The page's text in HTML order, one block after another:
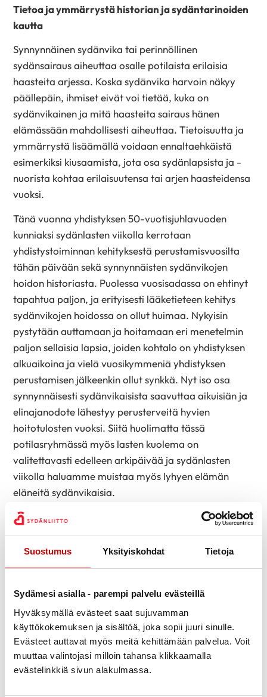
Suostumus Yksityiskohdat Tietoja
Sydämesi asialla - parempi palvelu evästeillä
Hyväksymällä evästeet saat sujuvamman
käyttökokemuksen ja sisältöä, joka sopii juuri sinulle.
Evästeet auttavat myös meitä kehittämään palvelua. Voit
muuttaa valintojasi milloin tahansa klikkaamalla
evästelinkkiä sivun alakulmassa.
Tietoa ja ymmärrystä historian ja sydäntarinoiden
kautta
Synnynnäinen sydänvika tai perinnöllinen
sydänsairaus aiheuttaa osalle potilaista erilaisia
haasteita arjessa. Koska sydänvika harvoin näkyy
päällepäin, ihmiset eivät voi tietää, kuka on
sydänvikainen ja mitä haasteita sairaus hänen
elämässään mahdollisesti aiheuttaa. Tietoisuutta ja
ymmärrystä lisäämällä voidaan ennaltaehkäistä
esimerkiksi kiusaamista, jota osa sydänlapsista ja -
nuorista kohtaa erilaisuutensa tai arjen haasteidensa
vuoksi.
Tänä vuonna yhdistyksen 50-vuotisjuhlavuoden
kunniaksi sydänlasten viikolla kerrotaan
yhdistystoiminnan kehityksestä perustamisvuosilta
tähän päivään sekä synnynnäisten sydänvikojen
hoidon historiasta. Puolessa vuosisadassa on ehtinyt
tapahtua paljon, ja erityisesti lääketieteen kehitys
sydänvikojen hoidossa on ollut huimaa. Nykyisin
pystytään auttamaan ja hoitamaan eri menetelmin
paljon sellaisia lapsia, joiden kohtalo on yhdistyksen
alkuaikoina ja vielä vuosikymmeniä yhdistyksen
perustamisen jälkeenkin ollut synkkä. Nyt iso osa
synnynnäisesti sydänvikaisista saavuttaa aikuisiän ja
elinajanodote lähestyy perusterveitä hyvien
hoitotulosten vuoksi. Siitä huolimatta tässä
potilasryhmässä myös lasten kuolema on
valitettavasti edelleen arkipäivää ja sydänlasten
viikolla haluamme muistaa myös lyhyen elämän
eläneitä sydänvikaisia.
Kampanjaviikon aikana kerrotaan erilaisia
sydäntarinoita. Tarinoita ja tietoisuutta jaetaan
sosiaalisen median kanavissa. Lisäksi yhdistys
järjestää kampanjaviikon aikana useampia
Jokisen verkkoluennon sydänvikojen hoidosta ennen
ja nyt.
Yhdistyksen alueosastot järjestävät erilaisia
paikallisia tapahtumia ja tempauksia, joilla lisätään
tietoisuutta synnynnäisistä sydänsairauksista sekä